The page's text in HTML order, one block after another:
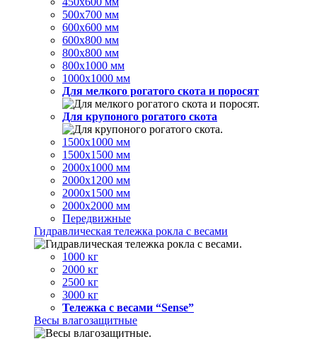
500х700 мм
600х600 мм
600х800 мм
800х800 мм
800х1000 мм
1000х1000 мм
Для мелкого рогатого скота и поросят
Для крупоного рогатого скота
1500х1000 мм
1500х1500 мм
2000х1000 мм
2000х1200 мм
2000х1500 мм
2000х2000 мм
Передвижные
Гидравлическая тележка рокла с весами
1000 кг
2000 кг
2500 кг
3000 кг
Тележка с весами “Sense”
Весы влагозащитные